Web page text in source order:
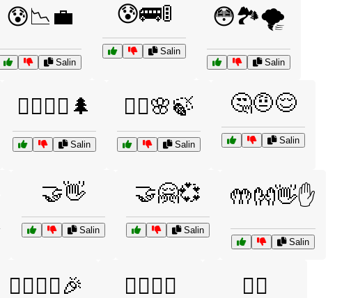
😰📉💼
Salin
😰🚌🚦
Salin
😳🏞️🌪️
Salin
🚵‍♂️🚵‍♀️🌲
Salin
🚶‍♀️🌸🍃
Salin
🤔🤨😌
Salin
🤝👋
Salin
🤝🤗💞
Salin
🤲👐👋✋
Salin
🤸‍♂️🤸‍♀️🎉 🧏‍♂️🧏‍♀️ ✋🏽